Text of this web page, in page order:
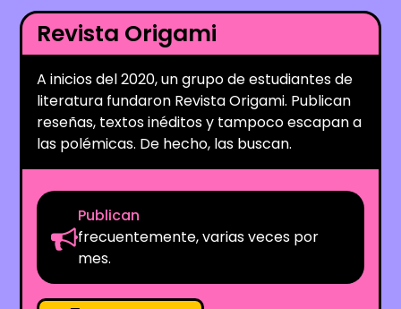
Revista Origami
A inicios del 2020, un grupo de estudiantes de
literatura fundaron Revista Origami. Publican
reseñas, textos inéditos y tampoco escapan a
las polémicas. De hecho, las buscan.
Publican
frecuentemente, varias veces por
mes.